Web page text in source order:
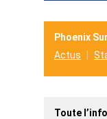
Phoenix
Actus
Toute